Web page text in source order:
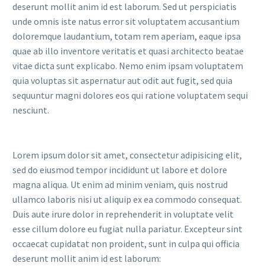
deserunt mollit anim id est laborum. Sed ut perspiciatis
unde omnis iste natus error sit voluptatem accusantium
doloremque laudantium, totam rem aperiam, eaque ipsa
quae ab illo inventore veritatis et quasi architecto beatae
vitae dicta sunt explicabo. Nemo enim ipsam voluptatem
quia voluptas sit aspernatur aut odit aut fugit, sed quia
sequuntur magni dolores eos qui ratione voluptatem sequi
nesciunt.
Lorem ipsum dolor sit amet, consectetur adipisicing elit,
sed do eiusmod tempor incididunt ut labore et dolore
magna aliqua. Ut enim ad minim veniam, quis nostrud
ullamco laboris nisi ut aliquip ex ea commodo consequat.
Duis aute irure dolor in reprehenderit in voluptate velit
esse cillum dolore eu fugiat nulla pariatur. Excepteur sint
occaecat cupidatat non proident, sunt in culpa qui officia
deserunt mollit anim id est laborum: